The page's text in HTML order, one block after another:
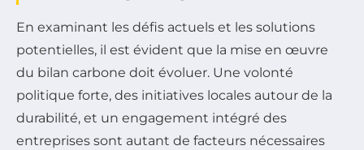
En examinant les défis actuels et les solutions
potentielles, il est évident que la mise en œuvre
du bilan carbone doit évoluer. Une volonté
politique forte, des initiatives locales autour de la
durabilité, et un engagement intégré des
entreprises sont autant de facteurs nécessaires